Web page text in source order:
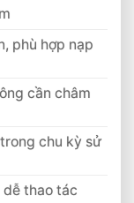
phù hợp nạp
cần châm
chu kỳ sử
dễ thao tác